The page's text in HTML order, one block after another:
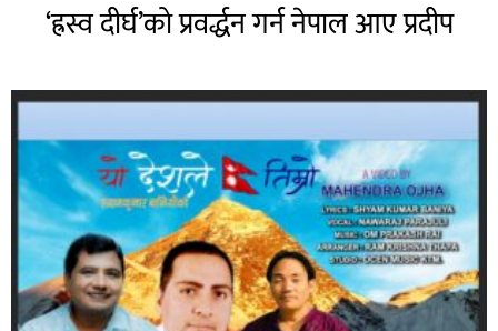
‘ह्रस्व दीर्घ’को प्रवर्द्धन गर्न नेपाल आए प्रदीप